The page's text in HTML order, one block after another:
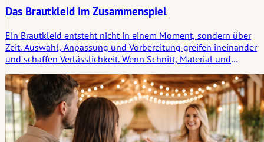
Das Brautkleid im Zusammenspiel
Ein Brautkleid entsteht nicht in einem Moment, sondern über
Zeit. Auswahl, Anpassung und Vorbereitung greifen ineinander
und schaffen Verlässlichkeit. Wenn Schnitt, Material und
unauffällig und trägt zur Ruhe und Präsenz der Braut bei.